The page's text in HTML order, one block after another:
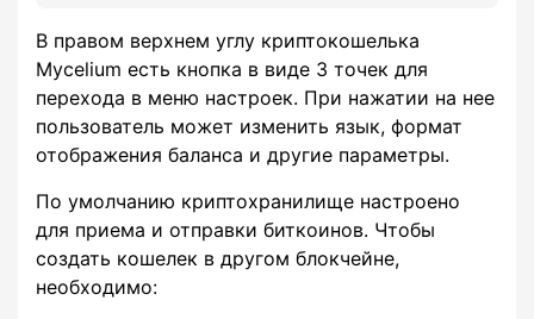
В правом верхнем углу криптокошелька
Mycelium есть кнопка в виде 3 точек для
перехода в меню настроек. При нажатии на нее
пользователь может изменить язык, формат
отображения баланса и другие параметры.
По умолчанию криптохранилище настроено
для приема и отправки биткоинов. Чтобы
создать кошелек в другом блокчейне,
необходимо: